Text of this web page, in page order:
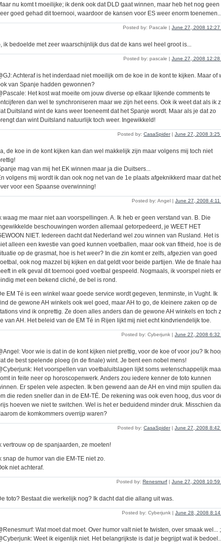
nu komt t moeilijke; ik denk ook dat DLD gaat winnen, maar heb het nog geen
goed gehad dit toernooi, waardoor de kansen voor ES weer enorm
Posted by: Pascale | June 27, 2008 12:27
ik bedoelde met zeer waarschijnlijk dus dat de kans wel heel groot is...
Posted by: pascale | June 27, 2008 12:28
Achteraf is het inderdaad niet moeilijk om de koe in de kont te kijken. Maar of
van Spanje hadden gewonnen?
Het kost wat moeite om jouw diverse op elkaar lijkende comments te
dan wel te synchroniseren maar we zijn het eens. Ook ik weet dat als ik
Duitsland wint de kans weer toeneemt dat het Spanje wordt. Maar als je dat zo
dan wint Duitsland natuurlijk toch weer. Ingewikkeld!
Posted by: CasaSpider| June 27, 2008 3:25
de koe in de kont kijken kan dan wel makkelijk zijn maar volgens mij toch niet
mag van mij het EK winnen maar ja die Duitsers...
volgens mij wordt ik dan ook nog net van de 1e plaats afgeknikkerd maar dat
voor een Spaanse overwinning!
Posted by: Angel | June 27, 2008 4:11
Ik waag me maar niet aan voorspellingen. A. Ik heb er geen verstand van. B. Die
beschouwingen worden allemaal getorpedeerd, je WEET HET
NIET. Iedereen dacht dat Nederland wel zou winnen van Rusland. Het is
alleen een kwestie van goed kunnen voetballen, maar ook van fitheid, hoe is de
op de grasmat, hoe is het weer? In die zin komt er zelfs, afgezien van goed
ook nog mazzel bij kijken en dat geldt voor beide partijen. Wie de finale
in elk geval dit toernooi goed voetbal gespeeld. Nogmaals, ik voorspel niets
met een bekend cliché, de bel is rond.
EM Té is een winkel waar goede service wordt gegeven, tenminste, in Vught. Ik
de gewone AH winkels ook wel goed, maar AH to go, de kleinere zaken op de
vind ik onprettig. Ze doen alles anders dan de gewone AH winkels en toch
van AH. Het beleid van de EM Té in Rijen lijkt mij niet echt kindvriendelijk toe.
Posted by: Cyberjunk | June 27, 2008 6:32
Voor wie is dat in de kont kijken niet prettig, voor de koe of voor jou? Ik
de best spelende ploeg (in de finale) wint. Je bent een nobel mens!
Het voorspellen van voetbaluitslagen lijkt soms wetenschappelijk
in feite neer op horoscopenwerk. Anders zou iedere kenner de toto kunnen
Er spelen vele aspecten. Ik ben gewend aan de AH en vind mijn spullen
die reden sneller dan in de EM-TÉ. De rekening was ook even hoog, dus voor
hoeven we niet te switchen. Wel is het er beduidend minder druk. Misschien
de komkommers overrijp waren?
Posted by: CasaSpider| June 27, 2008 8:42
Ik vertrouw op de spanjaarden, ze moeten!
Ik snap de humor van die EM-TE niet zo.
niet achteraf.
Posted by: Renesmurf | June 27, 2008 10:59
toto? Bestaat die werkelijk nog? Ik dacht dat die allang uit was.
Posted by: Cyberjunk | June 28, 2008 8:14
Wat moet dat moet. Over humor valt niet te twisten, over smaak wel...
Weet ik eigenlijk niet. Het belangrijkste is dat je begrijpt wat ik